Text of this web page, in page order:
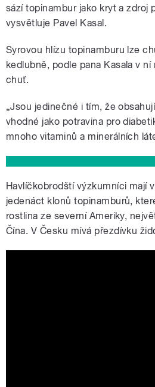
sází topinambur jako kryt a zdroj
vysvětluje Pavel Kasal.
Syrovou hlízu topinamburu lze
kedlubně, podle pana Kasala v
chuť.
„Jsou jedinečné i tím, že
vhodné jako potravina pro
mnoho vitaminů a minerálních
Havlíčkobrodští výzkumníci mají
jedenáct klonů topinamburů,
rostlina ze severní Ameriky,
Čína. V Česku mívá přezdívku